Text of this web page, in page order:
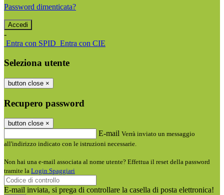
Password dimenticata?
-
Entra con SPID Entra con CIE
Seleziona utente
button close ×
Recupero password
button close ×
E-mail Verrà inviato un messaggio
all'indirizzo indicato con le istruzioni necessarie.
Non hai una e-mail associata al nome utente? Effettua il reset della password
tramite la Login Spaggiari
E-mail inviata, si prega di controllare la casella di posta elettronica!